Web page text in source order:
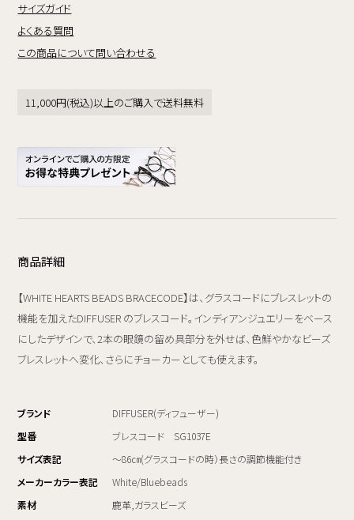
サイズガイド
よくある質問
この商品について問い合わせる
11,000円(税込)以上のご購入で送料無料
商品詳細
【WHITE HEARTS BEADS BRACECODE】は、グラスコードにブレスレットの
機能を加えたDIFFUSER のブレスコード。インディアンジュエリーをベース
にしたデザインで、2本の眼鏡の留め具部分を外せば、色鮮やかなビーズ
ブレスレットへ変化、さらにチョーカーとしても使えます。
ブランド
DIFFUSER(ディフューザー)
型番
ブレスコード SG1037E
サイズ表記
～86㎝(グラスコードの時）長さの調節機能付き
メーカーカラー表記
White/Bluebeads
素材
鹿革,ガラスビーズ